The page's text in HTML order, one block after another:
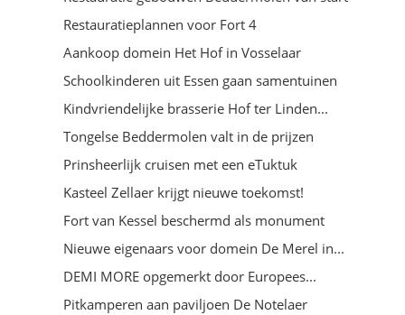
Restauratieplannen voor Fort 4
Aankoop domein Het Hof in Vosselaar
Schoolkinderen uit Essen gaan samentuinen
Kindvriendelijke brasserie Hof ter Linden...
Tongelse Beddermolen valt in de prijzen
Prinsheerlijk cruisen met een eTuktuk
Kasteel Zellaer krijgt nieuwe toekomst!
Fort van Kessel beschermd als monument
Nieuwe eigenaars voor domein De Merel in...
DEMI MORE opgemerkt door Europees...
Pitkamperen aan paviljoen De Notelaer